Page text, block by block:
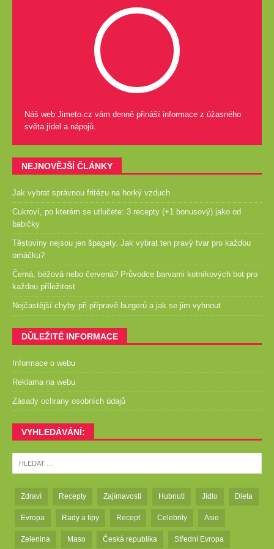
Náš web Jimeto.cz vám denně přináší informace z úžasného
světa jídel a nápojů.
NEJNOVĚJŠÍ ČLÁNKY
Jak vybrat správnou fritézu na horký vzduch
Cukroví, po kterém se utlučete: 3 recepty (+1 bonusový) jako od
babičky
Těstoviny nejsou jen špagety. Jak vybrat ten pravý tvar pro každou
omáčku?
Černá, béžová nebo červená? Průvodce barvami kotníkových bot pro
každou příležitost
Nejčastější chyby při přípravě burgerů a jak se jim vyhnout
DŮLEŽITÉ INFORMACE
Informace o webu
Reklama na webu
Zásady ochrany osobních údajů
VYHLEDÁVÁNÍ:
Zdraví Recepty Zajímavosti Hubnutí Jídlo Dieta
Evropa Rady a tipy Recept Celebrity Asie
Zelenina Maso Česká republika Střední Evropa